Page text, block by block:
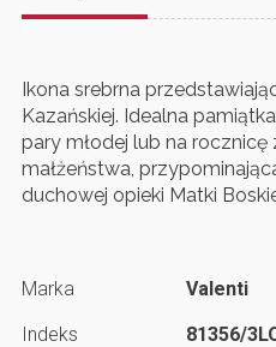
Ikona srebrna
Kazańskiej. Idealna
pary młodej lub na
małżeństwa,
duchowej opieki Matki
Marka
Valenti
Indeks
81356/